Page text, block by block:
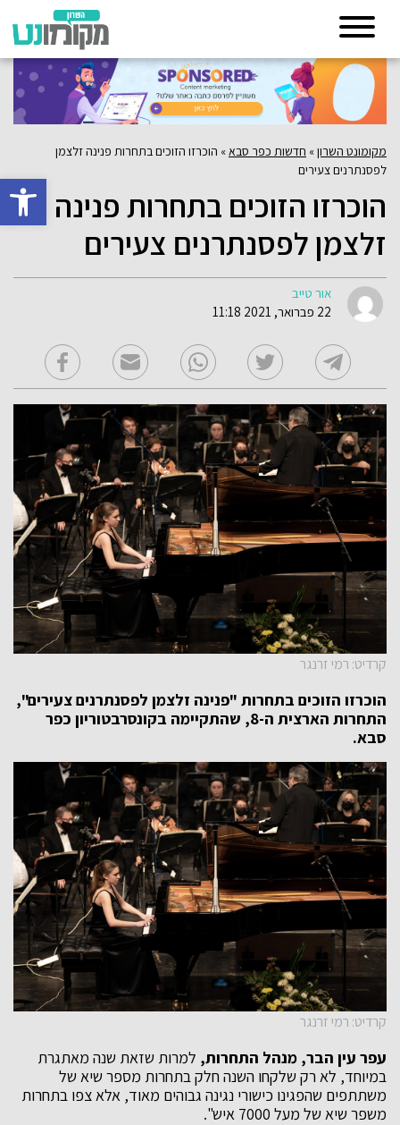
פתח
מקומונט השרון» חדשות כפר סבא » הוכרזו הזוכים בתחרות פנינה זלצמן
לפסנתרנים צעירים
הוכרזו הזוכים בתחרות פנינה
זלצמן לפסנתרנים צעירים
אור טייב
22 פברואר, 2021 11:18
קרדיט: רמי זרנגר
הוכרזו הזוכים בתחרות "פנינה זלצמן לפסנתרנים צעירים",
התחרות הארצית ה-8, שהתקיימה בקונסרבטוריון כפר
סבא.
קרדיט: רמי זרנגר
עפר עין הבר, מנהל התחרות, למרות שזאת שנה מאתגרת
במיוחד, לא רק שלקחו השנה חלק בתחרות מספר שיא של
משתתפים שהפגינו כישורי נגינה גבוהים מאוד, אלא צפו בתחרות
משפר שיא של מעל 7000 איש".